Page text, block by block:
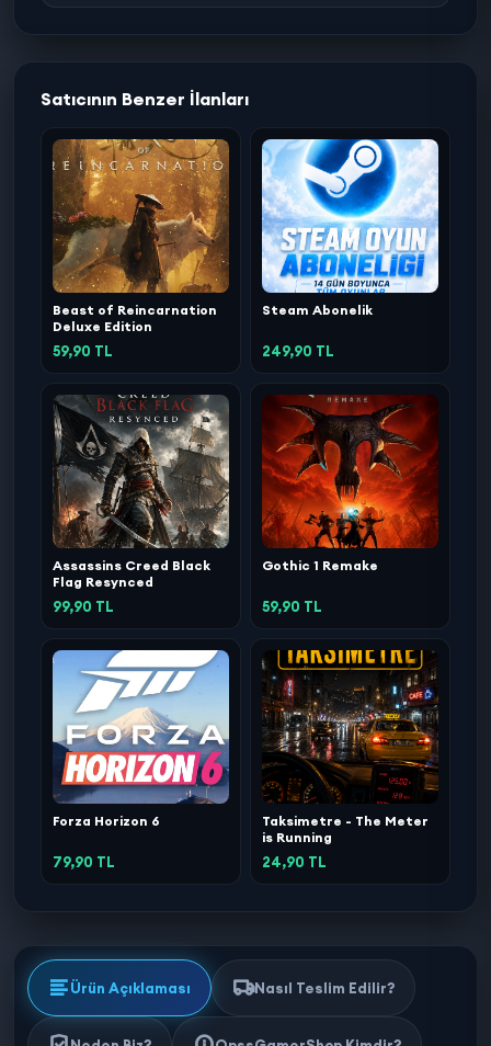
Satıcının Benzer İlanları
Beast of Reincarnation
Deluxe Edition
59,90 TL
Steam Abonelik
249,90 TL
Assassins Creed Black
Flag Resynced
99,90 TL
Gothic 1 Remake
59,90 TL
Forza Horizon 6
79,90 TL
Taksimetre - The Meter
is Running
24,90 TL
Ürün Açıklaması Nasıl Teslim Edilir?